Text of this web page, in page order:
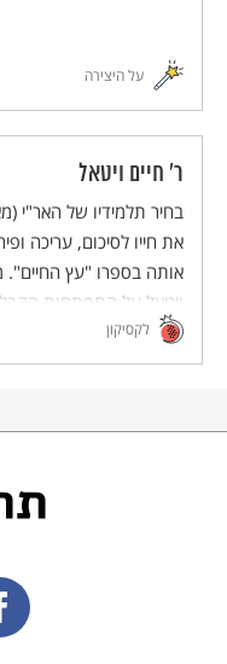
על היצירה
ר' חיים ויטאל
את חייו לסיכום, עריכה
אותה בספרו "עץ
ויטאל על התפתחות
האר"י בפרט.
לקסיקון